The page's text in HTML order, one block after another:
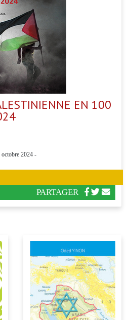
EN 100
octobre 2024 -
PARTAGER